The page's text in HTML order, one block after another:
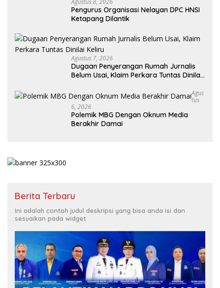
Agustus 8, 2026
Pengurus Organisasi Nelayan DPC HNSI
Ketapang Dilantik
Agustus 7, 2026
Dugaan Penyerangan Rumah Jurnalis
Belum Usai, Klaim Perkara Tuntas Dinilai
Agus
Tus
6, 2026
Polemik MBG Dengan Oknum Media
Berakhir Damai
Berita Terbaru
Ini adalah contoh judul deskripsi yang bisa anda isi dan
sesuaikan pada widget